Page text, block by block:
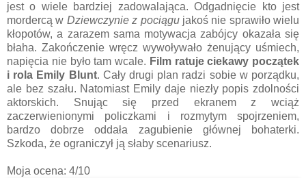
jest o wiele bardziej zadowalająca. Odgadnięcie kto jest
mordercą w Dziewczynie z pociągujakoś nie sprawiło wielu
kłopotów, a zarazem sama motywacja zabójcy okazała się
błaha. Zakończenie wręcz wywoływało żenujący uśmiech,
napięcia nie było tam wcale. Film ratuje ciekawy początek
i rola Emily Blunt. Cały drugi plan radzi sobie w porządku,
ale bez szału. Natomiast Emily daje niezły popis zdolności
aktorskich. Snując się przed ekranem z wciąż
zaczerwienionymi policzkami i rozmytym spojrzeniem,
bardzo dobrze oddała zagubienie głównej bohaterki.
Szkoda, że ograniczył ją słaby scenariusz.
Moja ocena: 4/10